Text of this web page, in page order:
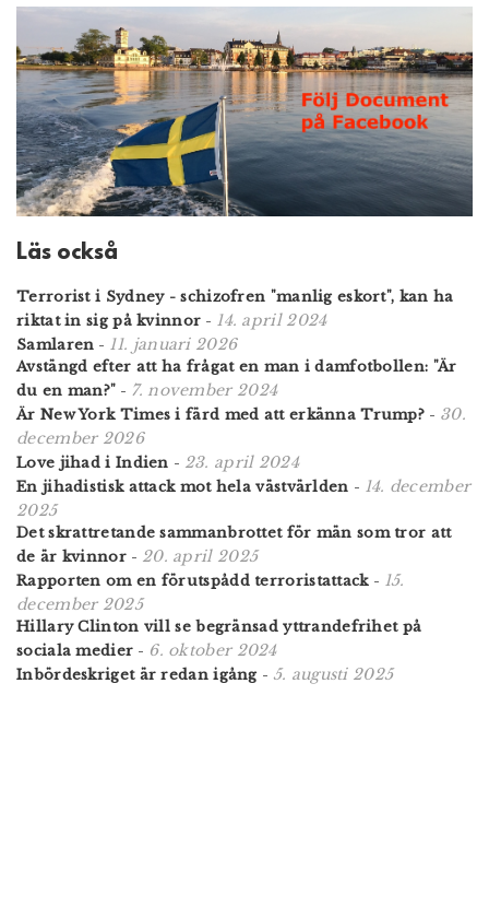
Läs också
Terrorist i Sydney - schizofren "manlig eskort", kan ha
riktat in sig på kvinnor - 14. april 2024
Samlaren - 11. januari 2026
Avstängd efter att ha frågat en man i damfotbollen: "Är
du en man?" - 7. november 2024
Är New York Times i färd med att erkänna Trump? - 30.
december 2026
Love jihad i Indien - 23. april 2024
En jihadistisk attack mot hela västvärlden - 14. december
2025
Det skrattretande sammanbrottet för män som tror att
de är kvinnor- 20. april 2025
Rapporten om en förutspådd terroristattack- 15.
december 2025
Hillary Clinton vill se begränsad yttrandefrihet på
sociala medier - 6. oktober 2024
Inbördeskriget är redan igång- 5. augusti 2025